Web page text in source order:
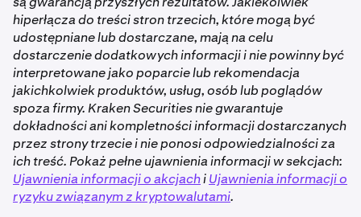
hiperłącza do treści stron trzecich, które mogą być
udostępniane lub dostarczane, mają na celu
dostarczenie dodatkowych informacji i nie powinny być
interpretowane jako poparcie lub rekomendacja
jakichkolwiek produktów, usług, osób lub poglądów
spoza firmy. Kraken Securities nie gwarantuje
dokładności ani kompletności informacji dostarczanych
przez strony trzecie i nie ponosi odpowiedzialności za
ich treść. Pokaż pełne ujawnienia informacji w sekcjach:
Ujawnienia informacji o akcjachiUjawnienia informacji o
ryzyku związanym z kryptowalutami.